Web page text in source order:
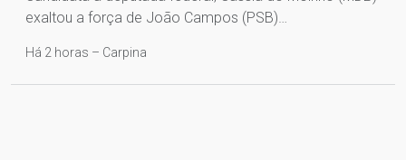
exaltou a força de João Campos (PSB)…
Há 2 horas – Carpina